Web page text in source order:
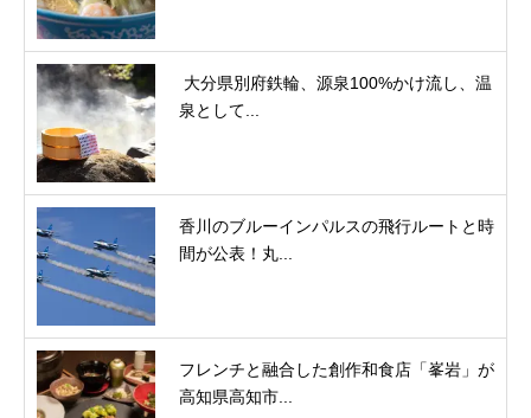
大分県別府鉄輪、源泉100%かけ流し、温
泉として...
香川のブルーインパルスの飛行ルートと時
間が公表！丸...
フレンチと融合した創作和食店「峯岩」が
高知県高知市...